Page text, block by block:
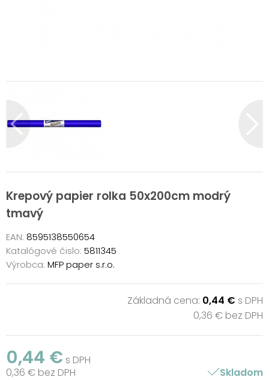
Krepový papier rolka 50x200cm modrý
tmavý
EAN: 8595138550654
Katalógové čislo: 5811345
Výrobca: MFP paper s.r.o.
Základná cena: 0,44 € s DPH
0,36 € bez DPH
0,44 € s DPH
0,36 € bez DPH
Skladom